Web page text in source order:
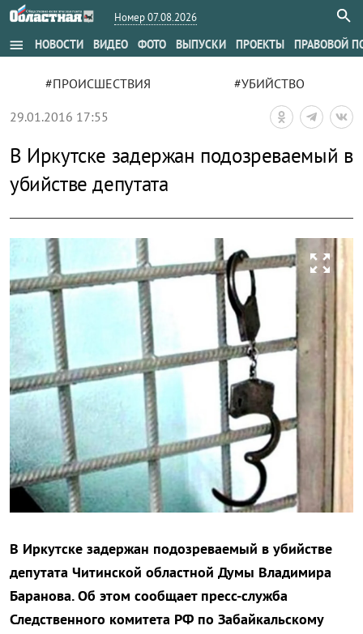
Номер 07.08.2026
menu НОВОСТИ ВИДЕО ФОТО ВЫПУСКИ ПРОЕКТЫ ПРАВОВОЙ
#ПРОИСШЕСТВИЯ #УБИЙСТВО
29.01.2016 17:55
В Иркутске задержан подозреваемый в
убийстве депутата
zoom_out_map
В Иркутске задержан подозреваемый в убийстве
депутата Читинской областной Думы Владимира
Баранова. Об этом сообщает пресс-служба
Следственного комитета РФ по Забайкальскому